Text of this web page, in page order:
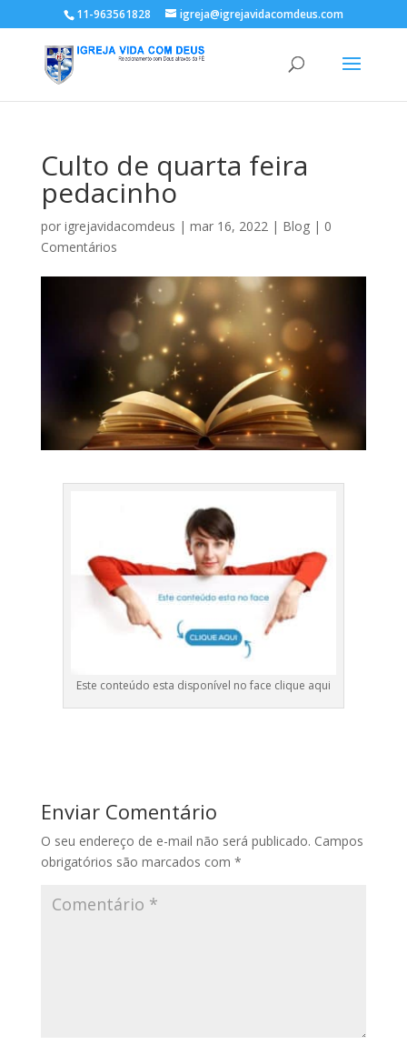
11-963561828 igreja@igrejavidacomdeus.com
Culto de quarta feira
pedacinho
por igrejavidacomdeus | mar 16, 2022| Blog| 0
Comentários
Este conteúdo esta disponível no face clique aqui
Enviar Comentário
O seu endereço de e-mail não será publicado. Campos
obrigatórios são marcados com *